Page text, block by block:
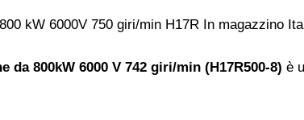
da 800kW 6000 V 742 giri/min (H17R500-8) è